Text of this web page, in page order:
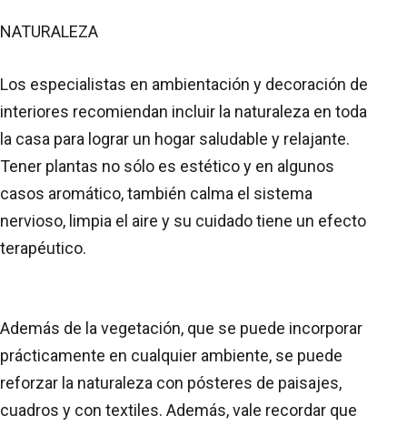
NATURALEZA
Los especialistas en ambientación y decoración de
interiores recomiendan incluir la naturaleza en toda
la casa para lograr un hogar saludable y relajante.
Tener plantas no sólo es estético y en algunos
casos aromático, también calma el sistema
nervioso, limpia el aire y su cuidado tiene un efecto
terapéutico.
Además de la vegetación, que se puede incorporar
prácticamente en cualquier ambiente, se puede
reforzar la naturaleza con pósteres de paisajes,
cuadros y con textiles. Además, vale recordar que